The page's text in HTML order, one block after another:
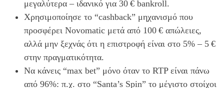
μεγαλύτερα – ιδανικό για 30 € bankroll.
Χρησιμοποίησε το “cashback” μηχανισμό που
προσφέρει Novomatic μετά από 100 € απώλειες,
αλλά μην ξεχνάς ότι η επιστροφή είναι στο 5% – 5 €
στην πραγματικότητα.
Να κάνεις “max bet” μόνο όταν το RTP είναι πάνω
από 96%: π.χ. στο “Santa’s Spin” το μέγιστο στοίχοι